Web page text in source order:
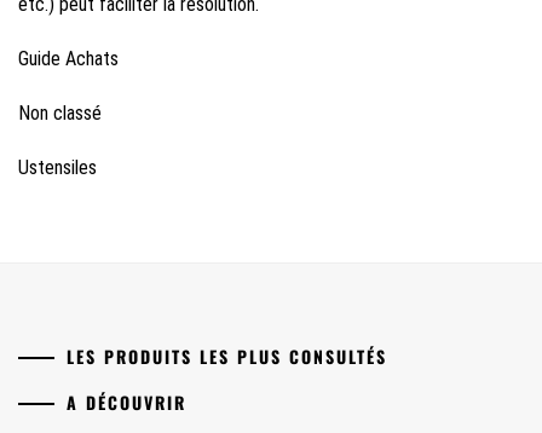
Guide Achats
Non classé
Ustensiles
LES PRODUITS LES PLUS CONSULTÉS
A DÉCOUVRIR